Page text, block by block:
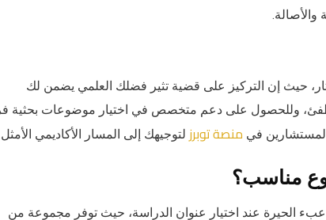
حيث إن التركيز على قضية تثير فضلك العلمي يضمن لك
تنطفئ، وللحصول على دعم متخصص في اختيار موضوعات بحثية
في منصة توبرز لتوجيهك إلى المسار الأكاديمي
مناسب؟
الحيرة عند اختيار عنوان الدراسة، حيث توفر مجموعة من